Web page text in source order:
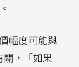
幅度可能與
關，「如果